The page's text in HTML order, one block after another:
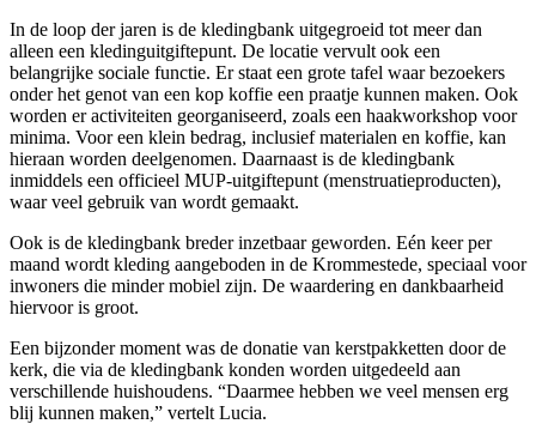
In de loop der jaren is de kledingbank uitgegroeid tot meer dan
alleen een kledinguitgiftepunt. De locatie vervult ook een
belangrijke sociale functie. Er staat een grote tafel waar bezoekers
onder het genot van een kop koffie een praatje kunnen maken. Ook
worden er activiteiten georganiseerd, zoals een haakworkshop voor
minima. Voor een klein bedrag, inclusief materialen en koffie, kan
hieraan worden deelgenomen. Daarnaast is de kledingbank
inmiddels een officieel MUP‑uitgiftepunt (menstruatieproducten),
waar veel gebruik van wordt gemaakt.
Ook is de kledingbank breder inzetbaar geworden. Eén keer per
maand wordt kleding aangeboden in de Krommestede, speciaal voor
inwoners die minder mobiel zijn. De waardering en dankbaarheid
hiervoor is groot.
Een bijzonder moment was de donatie van kerstpakketten door de
kerk, die via de kledingbank konden worden uitgedeeld aan
verschillende huishoudens. “Daarmee hebben we veel mensen erg
blij kunnen maken,” vertelt Lucia.